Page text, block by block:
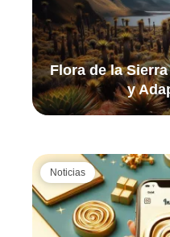
Flora de la
y
Noticias